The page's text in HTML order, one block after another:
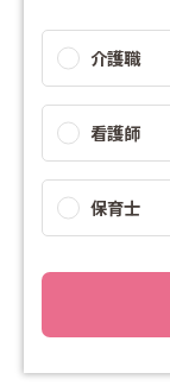
介護職
看護師
保育士